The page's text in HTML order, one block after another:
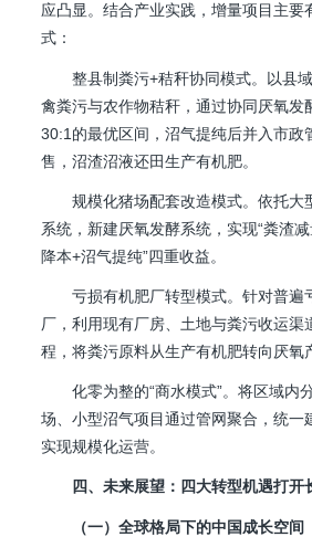
应凸显。结合产业实践，增量项目主要
式：
整县制粪污+秸秆协同模式。以县
禽粪污与农作物秸秆，通过协同厌氧发
30:1的最优区间，沼气提纯后并入市政
售，沼渣沼液还田生产有机肥。
规模化猪场配套改造模式。依托大
系统，新建厌氧发酵系统，实现“粪渣
降本+沼气提纯”四重收益。
亏损有机肥厂转型模式。针对普遍
厂，利用现有厂房、土地与粪污收运渠
程，将粪污原料从生产有机肥转向厌氧
化零为整的“商水模式”。将区域内
场、小型沼气项目通过管网聚合，统一
实现规模化运营。
四、未来展望：四大转型机遇打开
（一）全球格局下的中国成长空间